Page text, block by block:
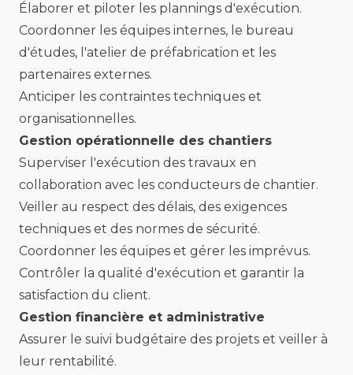
Élaborer et piloter les plannings d'exécution.
Coordonner les équipes internes, le bureau
d'études, l'atelier de préfabrication et les
partenaires externes.
Anticiper les contraintes techniques et
organisationnelles.
Gestion opérationnelle des chantiers
Superviser l'exécution des travaux en
collaboration avec les conducteurs de chantier.
Veiller au respect des délais, des exigences
techniques et des normes de sécurité.
Coordonner les équipes et gérer les imprévus.
Contrôler la qualité d'exécution et garantir la
satisfaction du client.
Gestion financière et administrative
Assurer le suivi budgétaire des projets et veiller à
leur rentabilité.